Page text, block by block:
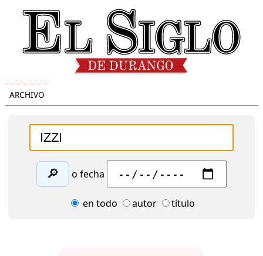
ARCHIVO
🔎 o fecha
en todo autor título